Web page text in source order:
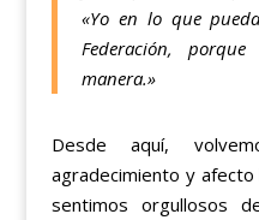
«Yo en lo que
Federación,
manera.»
Desde aquí,
agradecimiento y
sentimos orgullosos